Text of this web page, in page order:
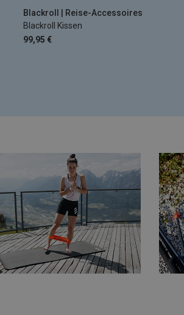
Blackroll | Reise-Accessoires
Blackroll Kissen
99,95 €